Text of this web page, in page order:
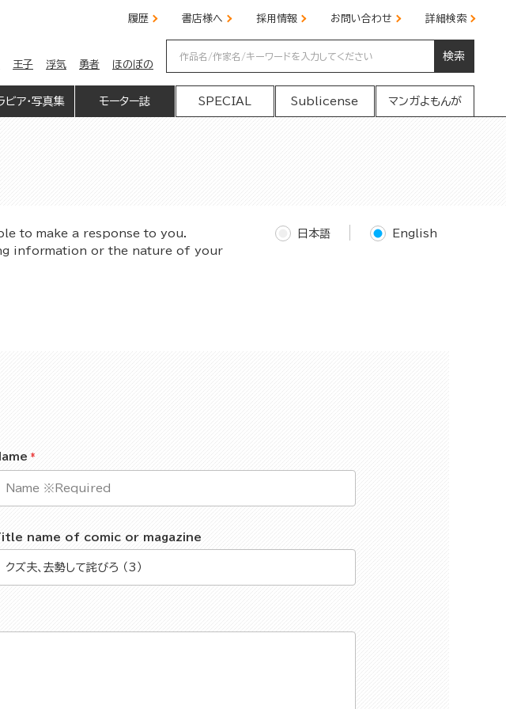
履歴 書店様へ 採用情報 お問い合わせ 詳細検索
王子 浮気 勇者 ほのぼの
検索
ビア・写真集 モーター誌 SPECIAL Sublicense マンガよもんが
to make a response to you.
information or the nature of your
日本語 English
name of comic or magazine